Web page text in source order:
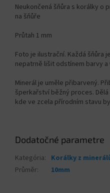
Neukončená šňůra s korálky o
na šňůře
Průtah 1 mm
Foto je ilustrační. Každá šňůra
nepatrně lišit odstínem barvy
Minerál je uměle přibarvený.
šperkařství běžný proces.
kde ve zcela přírodním stavu
Dodatočné parametre
Kategória: Korálky z
Průměr: 10mm